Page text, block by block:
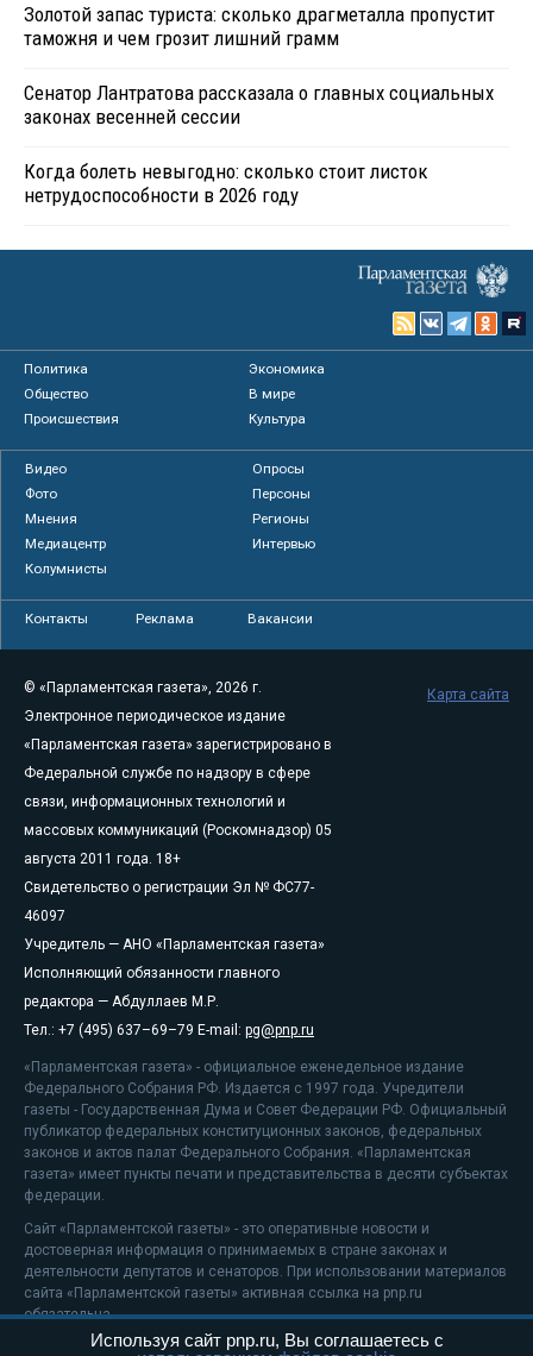
Золотой запас туриста: сколько драгметалла пропустит
таможня и чем грозит лишний грамм
Сенатор Лантратова рассказала о главных социальных
законах весенней сессии
Когда болеть невыгодно: сколько стоит листок
нетрудоспособности в 2026 году
Политика
Экономика
Общество
В мире
Происшествия
Культура
Видео
Опросы
Фото
Персоны
Мнения
Регионы
Медиацентр
Интервью
Колумнисты
Контакты Реклама Вакансии
© «Парламентская газета», 2026 г.
Электронное периодическое издание
«Парламентская газета» зарегистрировано в
Федеральной службе по надзору в сфере
связи, информационных технологий и
массовых коммуникаций (Роскомнадзор) 05
августа 2011 года. 18+
Свидетельство о регистрации Эл № ФС77-
46097
Учредитель — АНО «Парламентская газета»
Исполняющий обязанности главного
редактора — Абдуллаев М.Р.
Тел.: +7 (495) 637–69–79 E-mail: pg@pnp.ru
«Парламентская газета» - официальное еженедельное издание
Федерального Собрания РФ. Издается с 1997 года. Учредители
газеты - Государственная Дума и Совет Федерации РФ. Официальный
публикатор федеральных конституционных законов, федеральных
законов и актов палат Федерального Собрания. «Парламентская
газета» имеет пункты печати и представительства в десяти субъектах
федерации.
Сайт «Парламентской газеты» - это оперативные новости и
достоверная информация о принимаемых в стране законах и
деятельности депутатов и сенаторов. При использовании материалов
сайта «Парламентской газеты» активная ссылка на pnp.ru
обязательна.
На информационном ресурсе применяютсярекомендательные
Карта сайта
Используя сайт pnp.ru, Вы соглашаетесь с